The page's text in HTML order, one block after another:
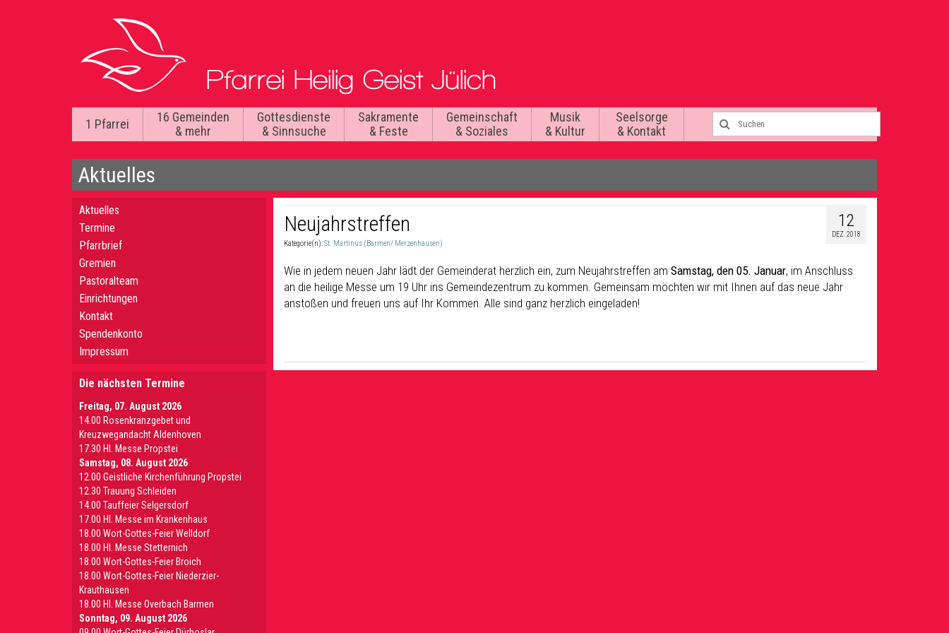
1 Pfarrei
16 Gemeinden
& mehr
Gottesdienste
& Sinnsuche
Sakramente
& Feste
Gemeinschaft
& Soziales
Musik
& Kultur
Seelsorge
& Kontakt
Aktuelles
12
DEZ. 2018
Neujahrstreffen
Kategorie(n):St. Martinus (Barmen/ Merzenhausen)
Wie in jedem neuen Jahr lädt der Gemeinderat herzlich ein, zum Neujahrstreffen am Samstag, den 05. Januar, im Anschluss
an die heilige Messe um 19 Uhr ins Gemeindezentrum zu kommen. Gemeinsam möchten wir mit Ihnen auf das neue Jahr
anstoßen und freuen uns auf Ihr Kommen. Alle sind ganz herzlich eingeladen!
Aktuelles
Termine
Pfarrbrief
Gremien
Pastoralteam
Einrichtungen
Kontakt
Spendenkonto
Impressum
Die nächsten Termine
Freitag, 07. August 2026
14.00 Rosenkranzgebet und
Kreuzwegandacht Aldenhoven
17.30 Hl. Messe Propstei
Samstag, 08. August 2026
12.00 Geistliche Kirchenführung Propstei
12.30 Trauung Schleiden
14.00 Tauffeier Selgersdorf
17.00 Hl. Messe im Krankenhaus
18.00 Wort-Gottes-Feier Welldorf
18.00 Hl. Messe Stetternich
18.00 Wort-Gottes-Feier Broich
18.00 Wort-Gottes-Feier Niederzier-
Krauthausen
18.00 Hl. Messe Overbach Barmen
Sonntag, 09. August 2026